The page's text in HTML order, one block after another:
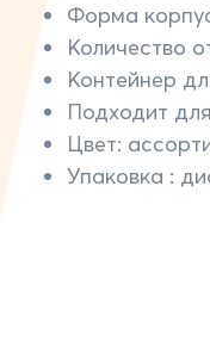
Форма
Количество
Контейнер
Подходит
Цвет:
Упаковка :